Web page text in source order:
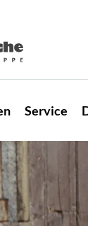
Service